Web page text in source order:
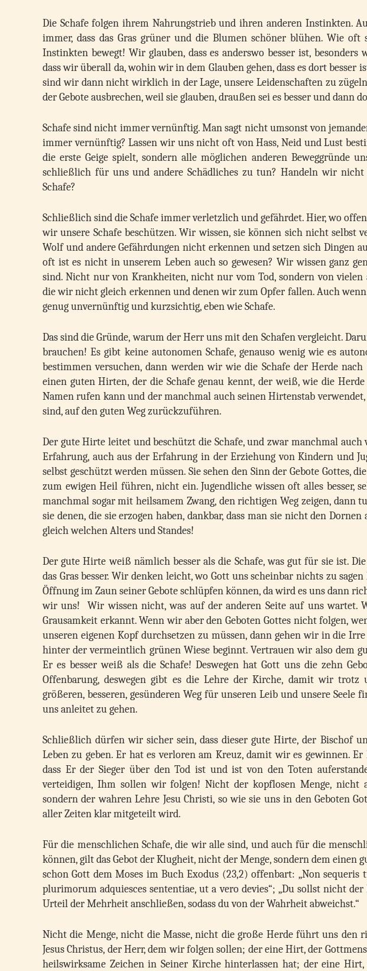
Die Schafe folgen ihrem Nahrungstrieb und ihren anderen Instinkten.
immer, dass das Gras grüner und die Blumen schöner blühen. Wie
Instinkten bewegt! Wir glauben, dass es anderswo besser ist, besonders
dass wir überall da, wohin wir in dem Glauben gehen, dass es dort
sind wir dann nicht wirklich in der Lage, unsere Leidenschaften zu
der Gebote ausbrechen, weil sie glauben, draußen sei es besser und dann
Schafe sind nicht immer vernünftig. Man sagt nicht umsonst von
immer vernünftig? Lassen wir uns nicht oft von Hass, Neid und Lust
die erste Geige spielt, sondern alle möglichen anderen Beweggründe
schließlich für uns und andere Schädliches zu tun? Handeln wir
Schafe?
Schließlich sind die Schafe immer verletzlich und gefährdet. Hier, wo
wir unsere Schafe beschützen. Wir wissen, sie können sich nicht selbst
Wolf und andere Gefährdungen nicht erkennen und setzen sich Dingen
oft ist es nicht in unserem Leben auch so gewesen? Wir wissen ganz
sind. Nicht nur von Krankheiten, nicht nur vom Tod, sondern von
die wir nicht gleich erkennen und denen wir zum Opfer fallen. Auch
genug unvernünftig und kurzsichtig, eben wie Schafe.
Das sind die Gründe, warum der Herr uns mit den Schafen vergleicht.
brauchen! Es gibt keine autonomen Schafe, genauso wenig wie es
bestimmen versuchen, dann werden wir wie die Schafe der Herde
einen guten Hirten, der die Schafe genau kennt, der weiß, wie die
Namen rufen kann und der manchmal auch seinen Hirtenstab
sind, auf den guten Weg zurückzuführen.
Der gute Hirte leitet und beschützt die Schafe, und zwar manchmal auch
Erfahrung, auch aus der Erfahrung in der Erziehung von Kindern und
selbst geschützt werden müssen. Sie sehen den Sinn der Gebote Gottes,
zum ewigen Heil führen, nicht ein. Jugendliche wissen oft alles besser,
manchmal sogar mit heilsamem Zwang, den richtigen Weg zeigen, dann
sie denen, die sie erzogen haben, dankbar, dass man sie nicht den
gleich welchen Alters und Standes!
Der gute Hirte weiß nämlich besser als die Schafe, was gut für sie ist.
das Gras besser. Wir denken leicht, wo Gott uns scheinbar nichts zu
Öffnung im Zaun seiner Gebote schlüpfen können, da wird es uns dann
wir uns! Wir wissen nicht, was auf der anderen Seite auf uns wartet.
Grausamkeit erkannt. Wenn wir aber den Geboten Gottes nicht folgen,
unseren eigenen Kopf durchsetzen zu müssen, dann gehen wir in die
hinter der vermeintlich grünen Wiese beginnt. Vertrauen wir also dem
Er es besser weiß als die Schafe! Deswegen hat Gott uns die zehn
Offenbarung, deswegen gibt es die Lehre der Kirche, damit wir trotz
größeren, besseren, gesünderen Weg für unseren Leib und unsere Seele
uns anleitet zu gehen.
Schließlich dürfen wir sicher sein, dass dieser gute Hirte, der Bischof
Leben zu geben. Er hat es verloren am Kreuz, damit wir es gewinnen.
dass Er der Sieger über den Tod ist und ist von den Toten
verteidigen, Ihm sollen wir folgen! Nicht der kopflosen Menge,
sondern der wahren Lehre Jesu Christi, so wie sie uns in den Geboten
aller Zeiten klar mitgeteilt wird.
Für die menschlichen Schafe, die wir alle sind, und auch für die
können, gilt das Gebot der Klugheit, nicht der Menge, sondern dem einen
schon Gott dem Moses im Buch Exodus (23,2) offenbart: „Non
plurimorum adquiesces sententiae, ut a vero devies“; „Du sollst nicht
Urteil der Mehrheit anschließen, sodass du von der Wahrheit abweichst.“
Nicht die Menge, nicht die Masse, nicht die große Herde führt uns den
Jesus Christus, der Herr, dem wir folgen sollen; der eine Hirt, der
heilswirksame Zeichen in Seiner Kirche hinterlassen hat; der eine